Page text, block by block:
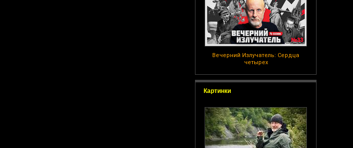
Вечерний Излучатель: Сердца
четырех
Картинки